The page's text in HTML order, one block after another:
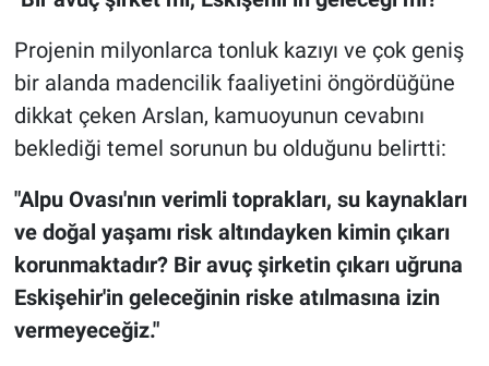
Projenin milyonlarca tonluk kazıyı ve çok geniş
bir alanda madencilik faaliyetini öngördüğüne
dikkat çeken Arslan, kamuoyunun cevabını
beklediği temel sorunun bu olduğunu belirtti:
"Alpu Ovası'nın verimli toprakları, su kaynakları
ve doğal yaşamı risk altındayken kimin çıkarı
korunmaktadır? Bir avuç şirketin çıkarı uğruna
Eskişehir'in geleceğinin riske atılmasına izin
vermeyeceğiz."